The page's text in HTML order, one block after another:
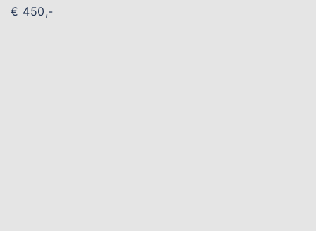
€ 450,-